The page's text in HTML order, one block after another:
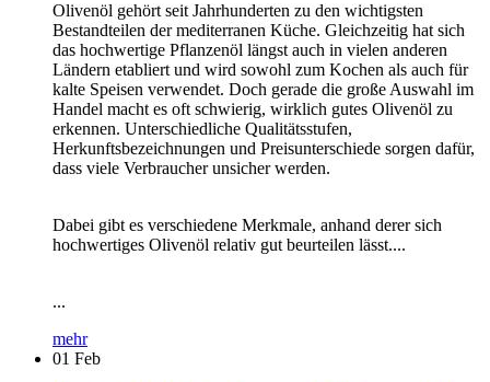
Olivenöl gehört seit Jahrhunderten zu den wichtigsten
Bestandteilen der mediterranen Küche. Gleichzeitig hat sich
das hochwertige Pflanzenöl längst auch in vielen anderen
Ländern etabliert und wird sowohl zum Kochen als auch für
kalte Speisen verwendet. Doch gerade die große Auswahl im
Handel macht es oft schwierig, wirklich gutes Olivenöl zu
erkennen. Unterschiedliche Qualitätsstufen,
Herkunftsbezeichnungen und Preisunterschiede sorgen dafür,
dass viele Verbraucher unsicher werden.
Dabei gibt es verschiedene Merkmale, anhand derer sich
hochwertiges Olivenöl relativ gut beurteilen lässt....
...
mehr
01 Feb